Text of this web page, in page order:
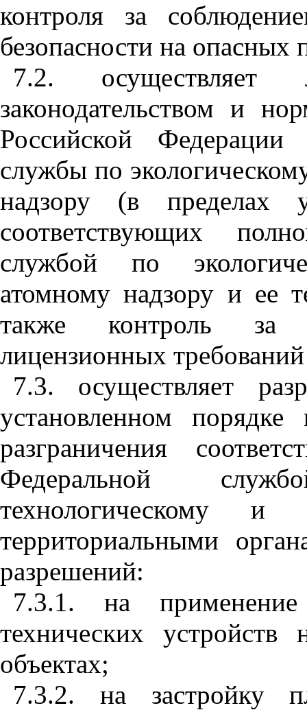
контроля за
безопасности на опасных
7.2. осуществляет
законодательством и
Российской
службы по
надзору (в пределах
соответствующих
службой по
атомному надзору и ее
также контроль за
лицензионных
7.3. осуществляет
установленном
разграничения
Федеральной
технологическому
территориальными
разрешений:
7.3.1. на
технических устройств
объектах;
7.3.2. на застройку